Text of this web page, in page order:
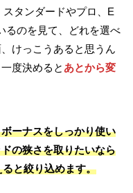
スタンダードやプロ、E
るのを見て、どれを選べ
けっこうあると思うん
度決めるとあとから変
ーナスをしっかり使い
の狭さを取りたいなら
と絞り込めます。